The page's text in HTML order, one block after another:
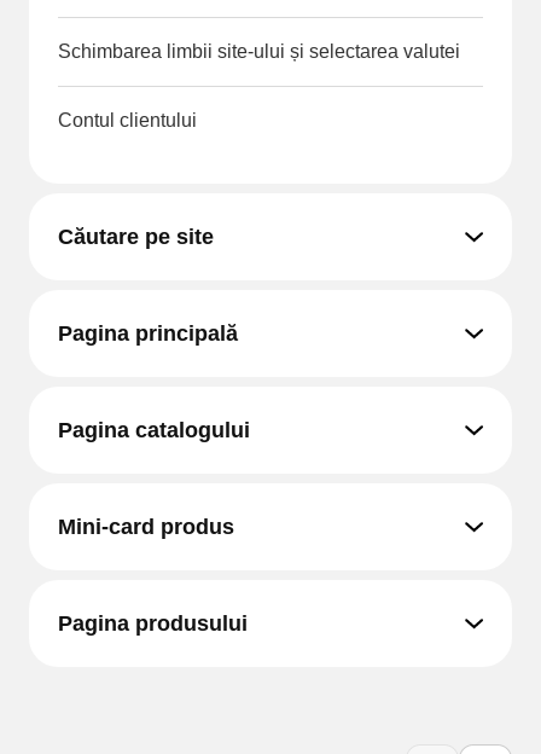
Schimbarea limbii site-ului și selectarea valutei
Contul clientului
Căutare pe site
Pagina principală
Pagina catalogului
Mini-card produs
Pagina produsului